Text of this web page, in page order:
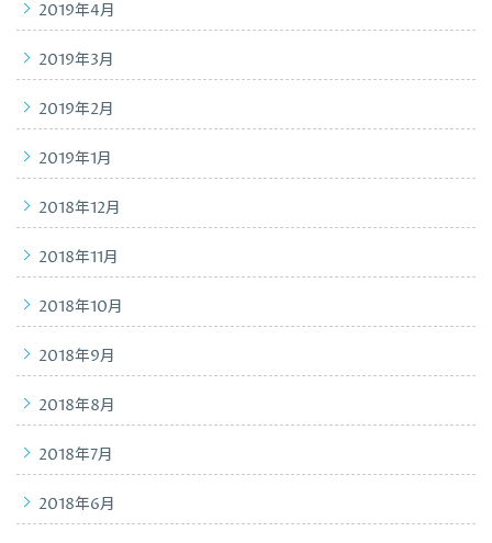
2019年4月
2019年3月
2019年2月
2019年1月
2018年12月
2018年11月
2018年10月
2018年9月
2018年8月
2018年7月
2018年6月